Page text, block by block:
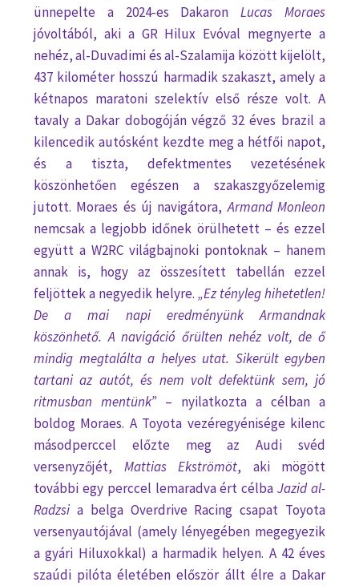
ünnepelte a 2024-es DakaronLucas Moraes
jóvoltából, aki a GR Hilux Evóval megnyerte a
nehéz, al-Duvadimi és al-Szalamija között kijelölt,
437 kilométer hosszú harmadik szakaszt, amely a
kétnapos maratoni szelektív első része volt. A
tavaly a Dakar dobogóján végző 32 éves brazil a
kilencedik autósként kezdte meg a hétfői napot,
és a tiszta, defektmentes vezetésének
köszönhetően egészen a szakaszgyőzelemig
jutott. Moraes és új navigátora,Armand Monleon
nemcsak a legjobb időnek örülhetett – és ezzel
együtt a W2RC világbajnoki pontoknak – hanem
annak is, hogy az összesített tabellán ezzel
feljöttek a negyedik helyre. „Ez tényleg hihetetlen!
De a mai napi eredményünk Armandnak
köszönhető. A navigáció őrülten nehéz volt, de ő
mindig megtalálta a helyes utat. Sikerült egyben
tartani az autót, és nem volt defektünk sem, jó
ritmusban mentünk”– nyilatkozta a célban a
boldog Moraes. A Toyota vezéregyénisége kilenc
másodperccel előzte meg az Audi svéd
versenyzőjét, Mattias Ekströmöt, aki mögött
további egy perccel lemaradva ért célbaJazid al-
Radzsia belga Overdrive Racing csapat Toyota
versenyautójával (amely lényegében megegyezik
a gyári Hiluxokkal) a harmadik helyen. A 42 éves
szaúdi pilóta életében először állt élre a Dakar